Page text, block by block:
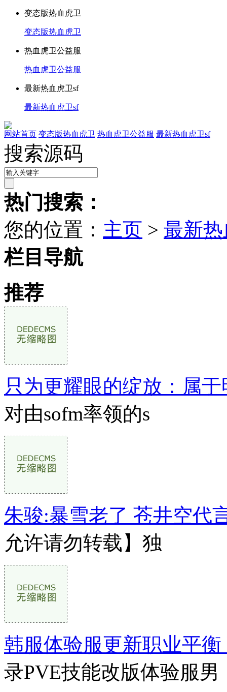
变态版热血虎卫
变态版热血虎卫
热血虎卫公益服
热血虎卫公益服
最新热血虎卫sf
最新热血虎卫sf
网站首页 变态版热血虎卫 热血虎卫公益服 最新热血虎卫sf
搜索源码
热门搜索：
您的位置： 主页 > 最新
栏目导航
推荐
只为更耀眼的绽放：属
对由sofm率领的s
朱骏:暴雪老了 苍井空代
允许请勿转载】独
韩服体验服更新职业平
录PVE技能改版体验服男